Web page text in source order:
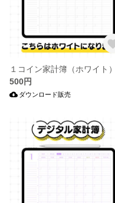
１コイン家計簿（ホワイト）
500円
ダウンロード販売